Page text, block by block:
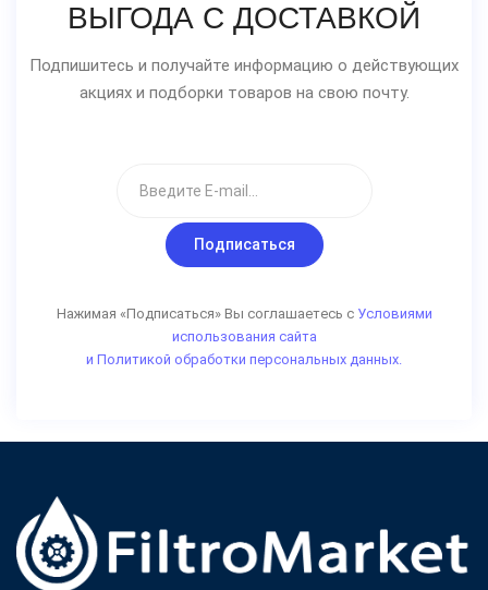
ВЫГОДА С ДОСТАВКОЙ
Подпишитесь и получайте информацию о действующих
акциях и подборки товаров на свою почту.
Подписаться
Нажимая «Подписаться» Вы соглашаетесь с Условиями
использования сайта
и Политикой обработки персональных данных.